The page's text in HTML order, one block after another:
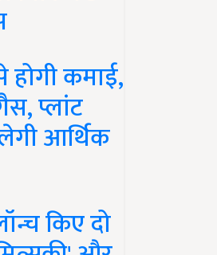
कमाई,
प्लांट
आर्थिक
किए दो